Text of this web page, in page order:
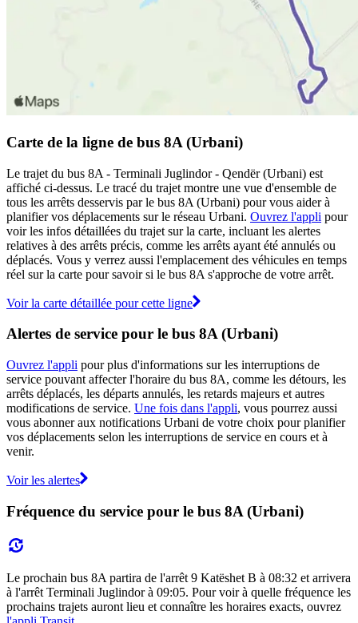
Carte de la ligne de bus 8A (Urbani)
Le trajet du bus 8A - Terminali Juglindor - Qendër (Urbani) est
affiché ci-dessus. Le tracé du trajet montre une vue d'ensemble de
tous les arrêts desservis par le bus 8A (Urbani) pour vous aider à
planifier vos déplacements sur le réseau Urbani. Ouvrez l'appli pour
voir les infos détaillées du trajet sur la carte, incluant les alertes
relatives à des arrêts précis, comme les arrêts ayant été annulés ou
déplacés. Vous y verrez aussi l'emplacement des véhicules en temps
réel sur la carte pour savoir si le bus 8A s'approche de votre arrêt.
Voir la carte détaillée pour cette ligne
Alertes de service pour le bus 8A (Urbani)
Ouvrez l'appli pour plus d'informations sur les interruptions de
service pouvant affecter l'horaire du bus 8A, comme les détours, les
arrêts déplacés, les départs annulés, les retards majeurs et autres
modifications de service. Une fois dans l'appli, vous pourrez aussi
vous abonner aux notifications Urbani de votre choix pour planifier
vos déplacements selon les interruptions de service en cours et à
venir.
Voir les alertes
Fréquence du service pour le bus 8A (Urbani)
Le prochain bus 8A partira de l'arrêt 9 Katëshet B à 08:32 et arrivera
à l'arrêt Terminali Juglindor à 09:05. Pour voir à quelle fréquence les
prochains trajets auront lieu et connaître les horaires exacts, ouvrez